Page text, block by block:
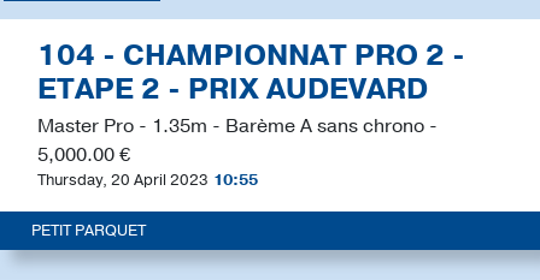
104 - CHAMPIONNAT PRO 2 -
ETAPE 2 - PRIX AUDEVARD
Master Pro - 1.35m - Barème A sans chrono -
5,000.00 €
Thursday, 20 April 2023 10:55
PETIT PARQUET